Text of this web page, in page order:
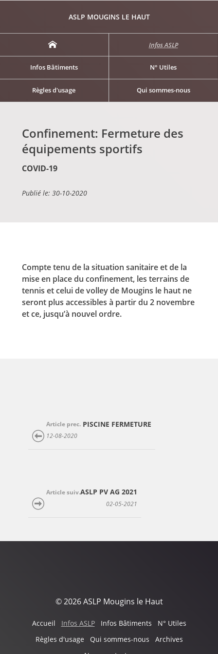
ASLP MOUGINS LE HAUT
Infos ASLP
Infos Bâtiments N° Utiles
Règles d'usage Qui sommes-nous
Confinement: Fermeture des
équipements sportifs
COVID-19
Publié le: 30-10-2020
Compte tenu de la situation sanitaire et de la
mise en place du confinement, les terrains de
tennis et celui de volley de Mougins le haut ne
seront plus accessibles à partir du 2 novembre
et ce, jusqu’à nouvel ordre.
Article prec.PISCINE FERMETURE
12-08-2020
Article suiv.ASLP PV AG 2021
02-05-2021
© 2026 ASLP Mougins le Haut
Accueil Infos ASLP Infos Bâtiments
N° Utiles
Règles d'usage
Qui sommes-nous
Archives